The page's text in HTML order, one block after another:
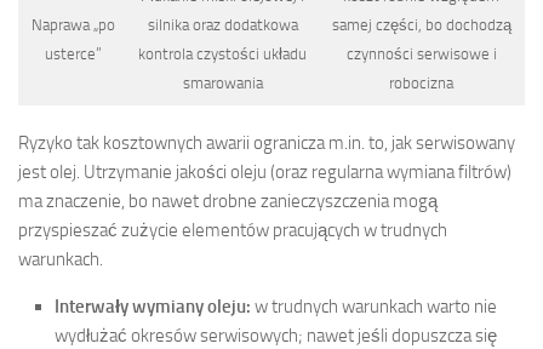
Naprawa „po
usterce”
silnika oraz dodatkowa
kontrola czystości układu
smarowania
samej części, bo dochodzą
czynności serwisowe i
robocizna
Ryzyko tak kosztownych awarii ogranicza m.in. to, jak serwisowany
jest olej. Utrzymanie jakości oleju (oraz regularna wymiana filtrów)
ma znaczenie, bo nawet drobne zanieczyszczenia mogą
przyspieszać zużycie elementów pracujących w trudnych
warunkach.
Interwały wymiany oleju: w trudnych warunkach warto nie
wydłużać okresów serwisowych; nawet jeśli dopuszcza się